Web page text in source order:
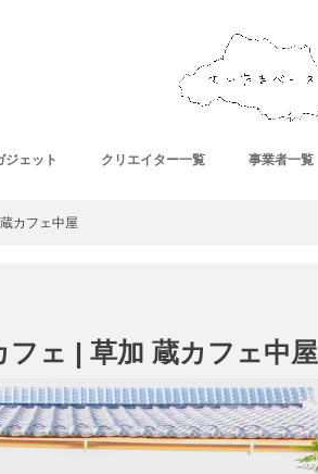
ジェット クリエイター一覧 事業者一覧
カフェ中屋
ェ | 草加 蔵カフェ中屋